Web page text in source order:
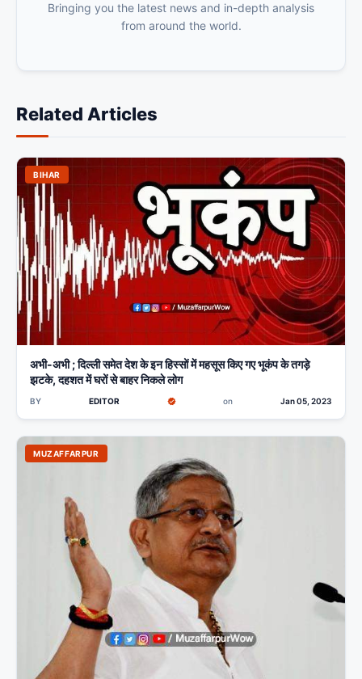
Bringing you the latest news and in-depth analysis
from around the world.
Related Articles
BIHAR
अभी-अभी ; दिल्ली समेत देश के इन हिस्सों में महसूस किए गए भूकंप के तगड़े
झटके, दहशत में घरों से बाहर निकले लोग
BY EDITOR on Jan 05, 2023
MUZAFFARPUR